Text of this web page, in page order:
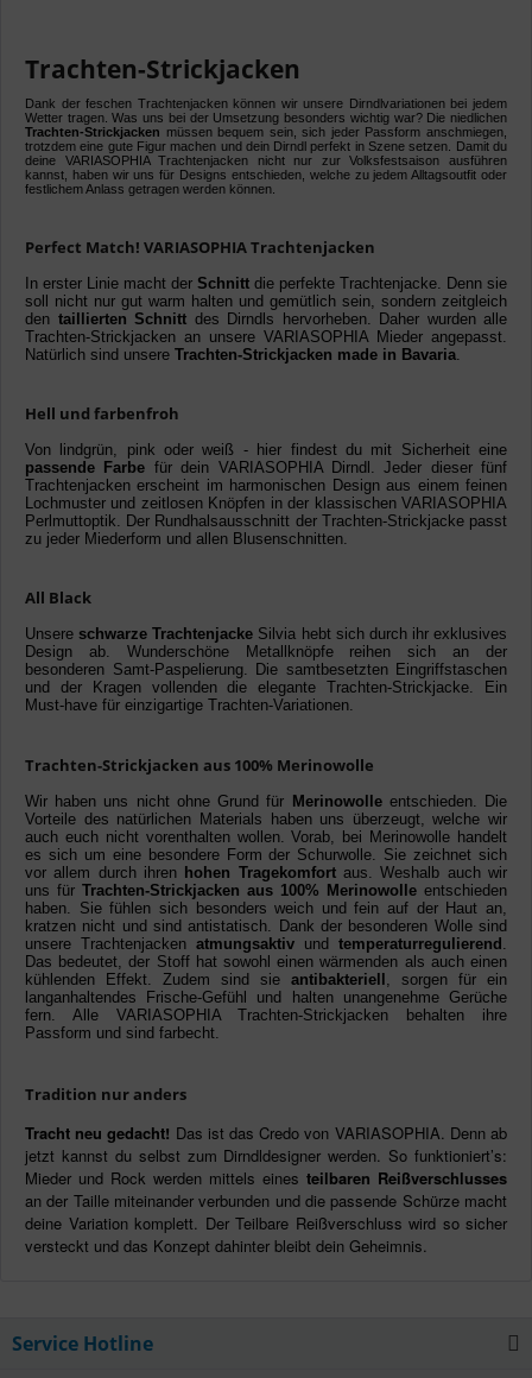
Trachten-Strickjacken
Dank der feschen Trachtenjacken können wir unsere Dirndlvariationen bei jedem
Wetter tragen. Was uns bei der Umsetzung besonders wichtig war? Die niedlichen
Trachten-Strickjacken müssen bequem sein, sich jeder Passform anschmiegen,
trotzdem eine gute Figur machen und dein Dirndl perfekt in Szene setzen. Damit du
deine VARIASOPHIA Trachtenjacken nicht nur zur Volksfestsaison ausführen
kannst, haben wir uns für Designs entschieden, welche zu jedem Alltagsoutfit oder
festlichem Anlass getragen werden können.
Perfect Match! VARIASOPHIA Trachtenjacken
In erster Linie macht der Schnitt die perfekte Trachtenjacke. Denn sie
soll nicht nur gut warm halten und gemütlich sein, sondern zeitgleich
den taillierten Schnitt des Dirndls hervorheben. Daher wurden alle
Trachten-Strickjacken an unsere VARIASOPHIA Mieder angepasst.
Natürlich sind unsere Trachten-Strickjacken made in Bavaria
Hell und farbenfroh
Von lindgrün, pink oder weiß - hier findest du mit Sicherheit eine
passende Farbe für dein VARIASOPHIA Dirndl. Jeder dieser fünf
Trachtenjacken erscheint im harmonischen Design aus einem feinen
Lochmuster und zeitlosen Knöpfen in der klassischen VARIASOPHIA
Perlmuttoptik. Der Rundhalsausschnitt der Trachten-Strickjacke passt
zu jeder Miederform und allen Blusenschnitten.
All Black
Unsere schwarze Trachtenjacke Silvia hebt sich durch ihr exklusives
Design ab. Wunderschöne Metallknöpfe reihen sich an der
besonderen Samt-Paspelierung. Die samtbesetzten Eingriffstaschen
und der Kragen vollenden die elegante Trachten-Strickjacke. Ein
Must-have für einzigartige Trachten-Variationen.
Trachten-Strickjacken aus 100% Merinowolle
Wir haben uns nicht ohne Grund für Merinowolleentschieden. Die
Vorteile des natürlichen Materials haben uns überzeugt, welche wir
auch euch nicht vorenthalten wollen. Vorab, bei Merinowolle handelt
es sich um eine besondere Form der Schurwolle. Sie zeichnet sich
vor allem durch ihren hohen Tragekomfortaus. Weshalb auch wir
uns für Trachten-Strickjacken aus 100% Merinowolle entschieden
haben. Sie fühlen sich besonders weich und fein auf der Haut an,
kratzen nicht und sind antistatisch. Dank der besonderen Wolle sind
unsere Trachtenjacken atmungsaktiv und temperaturregulierend
Das bedeutet, der Stoff hat sowohl einen wärmenden als auch einen
kühlenden Effekt. Zudem sind sie antibakteriell
, sorgen für ein
langanhaltendes Frische-Gefühl und halten unangenehme Gerüche
fern. Alle VARIASOPHIA Trachten-Strickjacken behalten ihre
Passform und sind farbecht.
Tradition nur anders
Tracht neu gedacht! Das ist das Credo von VARIASOPHIA. Denn ab
jetzt kannst du selbst zum Dirndldesigner werden. So funktioniert’s:
Mieder und Rock werden mittels eines teilbaren Reißverschlusses
an der Taille miteinander verbunden und die passende Schürze macht
deine Variation komplett. Der Teilbare Reißverschluss wird so sicher
versteckt und das Konzept dahinter bleibt dein Geheimnis.
Service Hotline